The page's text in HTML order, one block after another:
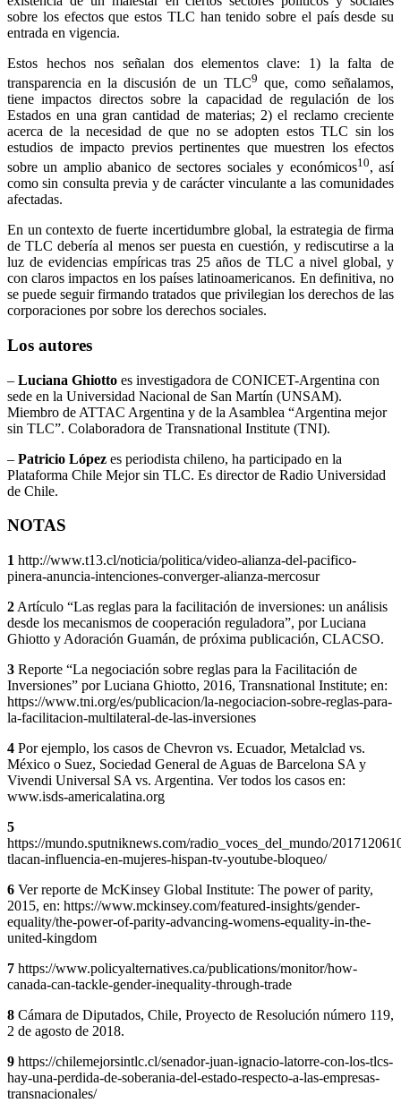
sobre los efectos que estos TLC han tenido sobre el país desde su
entrada en vigencia.
Estos hechos nos señalan dos elementos clave: 1) la falta de
transparencia en la discusión de un TLC9 que, como señalamos,
tiene impactos directos sobre la capacidad de regulación de los
Estados en una gran cantidad de materias; 2) el reclamo creciente
acerca de la necesidad de que no se adopten estos TLC sin los
estudios de impacto previos pertinentes que muestren los efectos
sobre un amplio abanico de sectores sociales y económicos10, así
como sin consulta previa y de carácter vinculante a las comunidades
afectadas.
En un contexto de fuerte incertidumbre global, la estrategia de firma
de TLC debería al menos ser puesta en cuestión, y rediscutirse a la
luz de evidencias empíricas tras 25 años de TLC a nivel global, y
con claros impactos en los países latinoamericanos. En definitiva, no
se puede seguir firmando tratados que privilegian los derechos de las
corporaciones por sobre los derechos sociales.
Los autores
– Luciana Ghiotto es investigadora de CONICET-Argentina con
sede en la Universidad Nacional de San Martín (UNSAM).
Miembro de ATTAC Argentina y de la Asamblea “Argentina mejor
sin TLC”. Colaboradora de Transnational Institute (TNI).
– Patricio López es periodista chileno, ha participado en la
Plataforma Chile Mejor sin TLC. Es director de Radio Universidad
de Chile.
NOTAS
1 http://www.t13.cl/noticia/politica/video-alianza-del-pacifico-
pinera-anuncia-intenciones-converger-alianza-mercosur
2 Artículo “Las reglas para la facilitación de inversiones: un análisis
desde los mecanismos de cooperación reguladora”, por Luciana
Ghiotto y Adoración Guamán, de próxima publicación, CLACSO.
3 Reporte “La negociación sobre reglas para la Facilitación de
Inversiones” por Luciana Ghiotto, 2016, Transnational Institute; en:
https://www.tni.org/es/publicacion/la-negociacion-sobre-reglas-para-
la-facilitacion-multilateral-de-las-inversiones
4 Por ejemplo, los casos de Chevron vs. Ecuador, Metalclad vs.
México o Suez, Sociedad General de Aguas de Barcelona SA y
Vivendi Universal SA vs. Argentina. Ver todos los casos en:
www.isds-americalatina.org
5
https://mundo.sputniknews.com/radio_voces_del_mundo/
tlacan-influencia-en-mujeres-hispan-tv-youtube-bloqueo/
6 Ver reporte de McKinsey Global Institute: The power of parity,
2015, en: https://www.mckinsey.com/featured-insights/gender-
equality/the-power-of-parity-advancing-womens-equality-in-the-
united-kingdom
7 https://www.policyalternatives.ca/publications/monitor/how-
canada-can-tackle-gender-inequality-through-trade
8 Cámara de Diputados, Chile, Proyecto de Resolución número 119,
2 de agosto de 2018.
9 https://chilemejorsintlc.cl/senador-juan-ignacio-latorre-con-los-tlcs-
hay-una-perdida-de-soberania-del-estado-respecto-a-las-empresas-
transnacionales/